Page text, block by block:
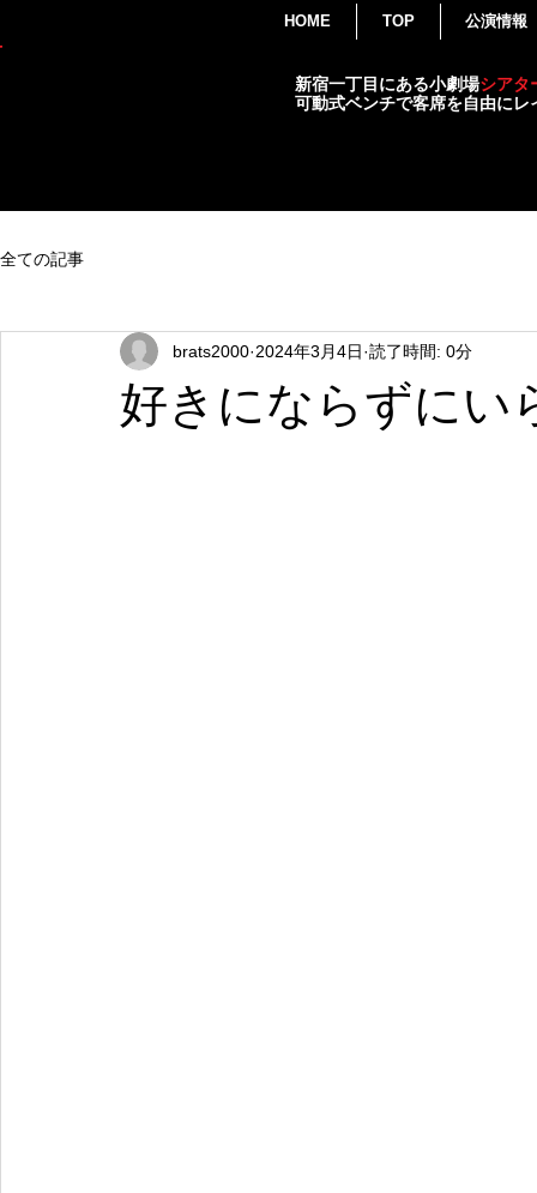
HOME TOP 公演情報
新宿一丁目にある小劇場シアタ
可動式ベンチで客席を自由に
全ての記事
好きにならずにい
brats2000 2024年3月4日 読了時間: 0分